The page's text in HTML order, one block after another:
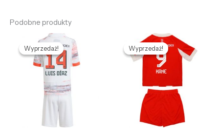
Podobne produkty
Wyprzedaż!
Wyprzedaż!
Pierwotna
cena
wynosiła:
468,68 zł.
Aktualna
cena
wynosi:
128,69 zł.
Wyprzedaż!
Wyprzedaż!
Pierwotna
cena
wynosiła:
468,68 zł.
Aktualna
cena
wynosi:
128,69 zł.